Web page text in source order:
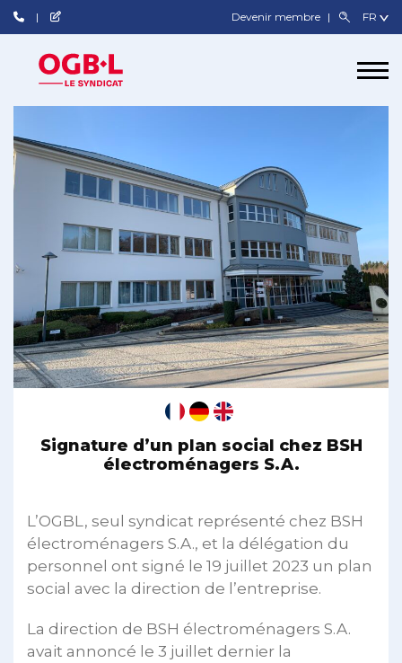
Devenir membre
Signature d’un plan social chez BSH
électroménagers S.A.
L’OGBL, seul syndicat représenté chez BSH
électroménagers S.A., et la délégation du
personnel ont signé le 19 juillet 2023 un plan
social avec la direction de l’entreprise.
La direction de BSH électroménagers S.A.
avait annoncé le 3 juillet dernier la